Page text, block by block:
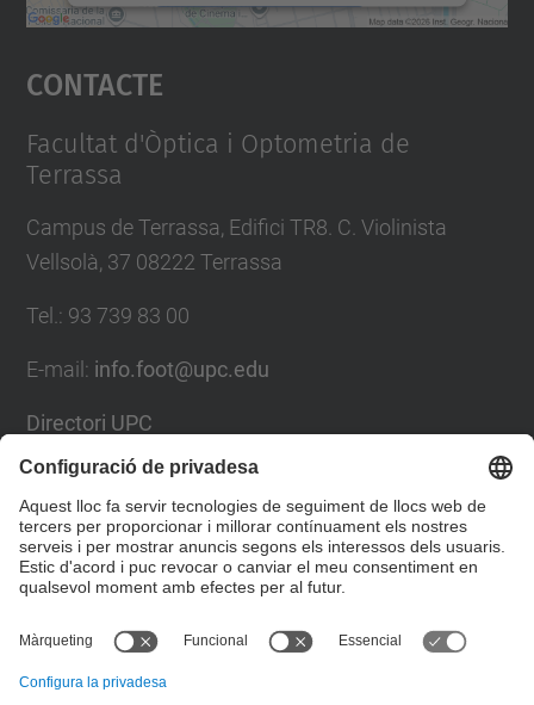
Accepta
powered by
Contacte
Facultat d'Òptica i Optometria de
Terrassa
Campus de Terrassa, Edifici TR8. C. Violinista
Vellsolà, 37 08222 Terrassa
Tel. : 93 739 83 00
E-mail : info.foot@upc.edu
Directori UPC
Formulari de contacte
Llista Xarxes Socials